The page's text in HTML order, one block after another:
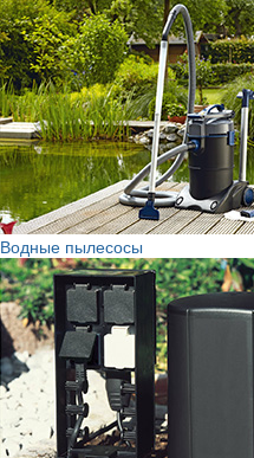
Водные пылесосы